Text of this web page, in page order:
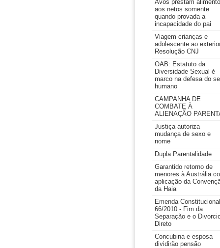
Avós prestam
aos netos somente
quando provada a
incapacidade do pai
Viagem crianças e
adolescente ao
Resolução CNJ
OAB: Estatuto da
Diversidade Sexual é
marco na defesa do
humano
CAMPANHA DE
COMBATE À
ALIENAÇÃO
Justiça autoriza
mudança de sexo e
nome
Dupla Parentalidade
Garantido retorno de
menores à Austrália
aplicação da
da Haia
Emenda Constitucional
66/2010 - Fim da
Separação e o
Direto
Concubina e esposa
dividirão pensão